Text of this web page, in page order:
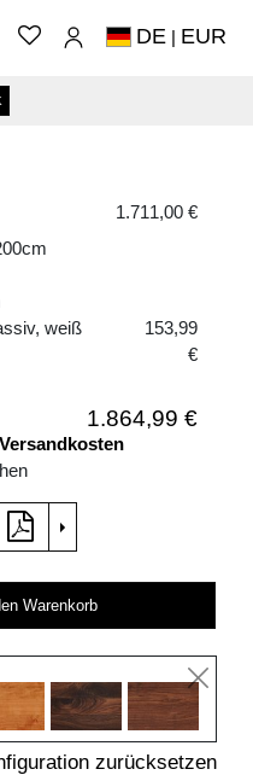
DE | EUR
1.711,00 €
weiß
153,99
€
1.864,99 €
>
Warenkorb
zurücksetzen